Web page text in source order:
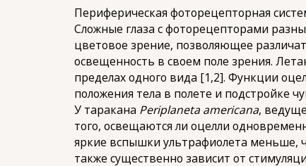
Периферическая фоторецепторная
Сложные глаза с фоторецепторами
цветовое зрение, позволяющее
освещенность в своем поле зрения.
пределах одного вида [1,2]. Функции
положения тела в полете и подстройке
У таракана Periplaneta americana,
того, освещаются ли оцелли
яркие вспышки ультрафиолета меньше,
также существенно зависит от